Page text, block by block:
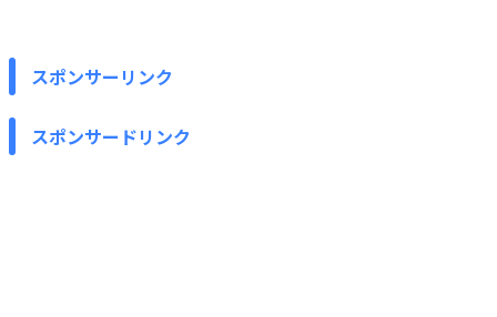
スポンサーリンク
スポンサードリンク